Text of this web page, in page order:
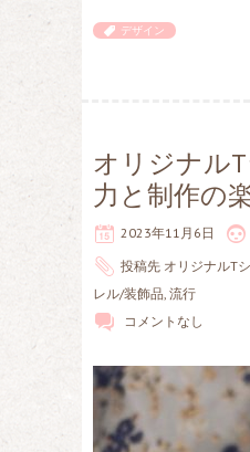
デザイン
オリジナル
力と制作の
2023年11月6日
投稿先 オリジナルT
レル/装飾品, 流行
コメントなし